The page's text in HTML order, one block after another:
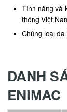
Tính năng và
thông Việt
Chủng loại đa
DANH
ENIMAC